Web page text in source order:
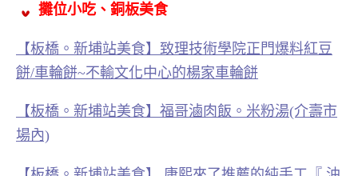
攤位小吃、銅板美食
【板橋。新埔站美食】致理技術學院正門爆料紅豆
餅/車輪餅~不輸文化中心的楊家車輪餅
【板橋。新埔站美食】福哥滷肉飯。米粉湯(介壽市
場內)